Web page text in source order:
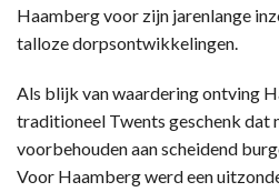
Haamberg voor zijn jarenlange
talloze dorpsontwikkelingen.
Als blijk van waardering ontving
traditioneel Twents geschenk dat
voorbehouden aan scheidend
Voor Haamberg werd een